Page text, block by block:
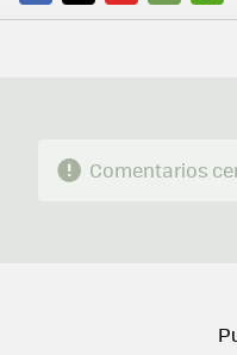
FACEBOOK
TWITTERFLIPBOARD
E-
Comentarios